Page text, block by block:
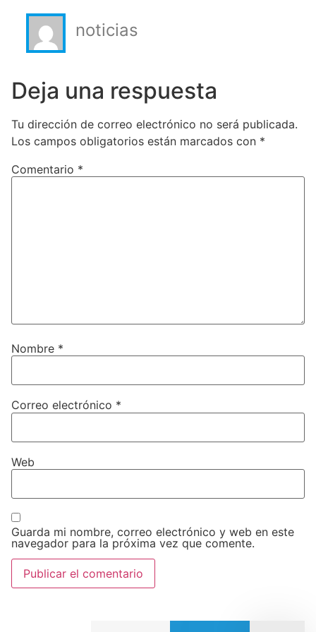
noticias
Deja una respuesta
Tu dirección de correo electrónico no será publicada.
Los campos obligatorios están marcados con *
Comentario *
Nombre *
Correo electrónico *
Web
Guarda mi nombre, correo electrónico y web en este
navegador para la próxima vez que comente.